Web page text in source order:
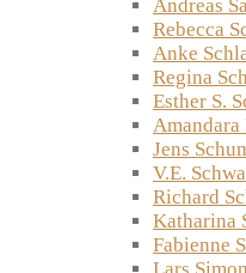
Andreas
Rebecca
Anke
Regina
Esther S.
Amandara
Jens
V.E.
Richard
Katharina
Fabienne